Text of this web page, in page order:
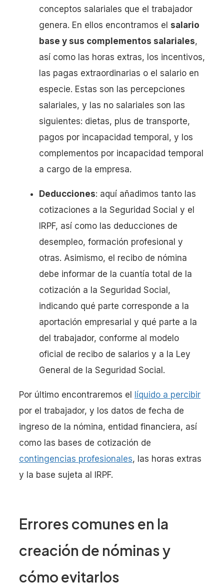
conceptos salariales que el trabajador
genera. En ellos encontramos el salario
base y sus complementos salariales,
así como las horas extras, los incentivos,
las pagas extraordinarias o el salario en
especie. Estas son las percepciones
salariales, y las no salariales son las
siguientes: dietas, plus de transporte,
pagos por incapacidad temporal, y los
complementos por incapacidad temporal
a cargo de la empresa.
Deducciones: aquí añadimos tanto las
cotizaciones a la Seguridad Social y el
IRPF, así como las deducciones de
desempleo, formación profesional y
otras. Asimismo, el recibo de nómina
debe informar de la cuantía total de la
cotización a la Seguridad Social,
indicando qué parte corresponde a la
aportación empresarial y qué parte a la
del trabajador, conforme al modelo
oficial de recibo de salarios y a la Ley
General de la Seguridad Social.
Por último encontraremos el líquido a percibir
por el trabajador, y los datos de fecha de
ingreso de la nómina, entidad financiera, así
como las bases de cotización de
contingencias profesionales, las horas extras
y la base sujeta al IRPF.
Errores comunes en la
creación de nóminas y
cómo evitarlos